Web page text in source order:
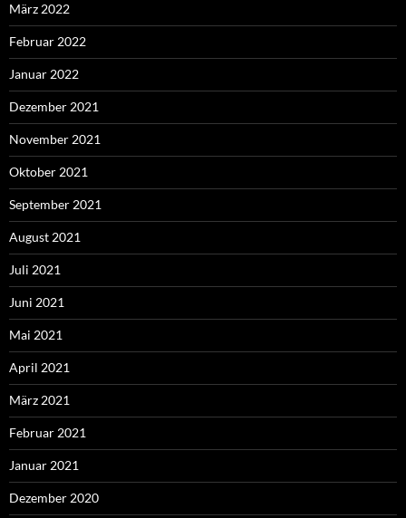
März 2022
Februar 2022
Januar 2022
Dezember 2021
November 2021
Oktober 2021
September 2021
August 2021
Juli 2021
Juni 2021
Mai 2021
April 2021
März 2021
Februar 2021
Januar 2021
Dezember 2020